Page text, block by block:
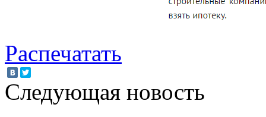
Распечатать
Следующая новость